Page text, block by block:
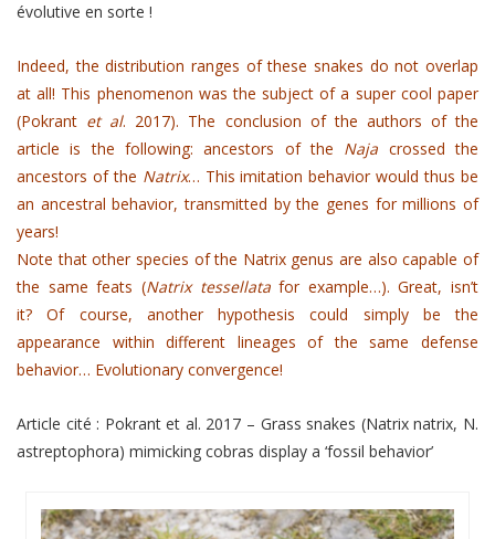
évolutive en sorte !
Indeed, the distribution ranges of these snakes do not overlap
at all! This phenomenon was the subject of a super cool paper
(Pokrant et al. 2017). The conclusion of the authors of the
article is the following: ancestors of the Naja crossed the
ancestors of the Natrix… This imitation behavior would thus be
an ancestral behavior, transmitted by the genes for millions of
years!
Note that other species of the Natrix genus are also capable of
the same feats (Natrix tessellatafor example…).Great, isn’t
it? Of course, another hypothesis could simply be the
appearance within different lineages of the same defense
behavior… Evolutionary convergence!
Article cité : Pokrant et al. 2017 – Grass snakes (Natrix natrix, N.
astreptophora) mimicking cobras display a ‘fossil behavior’